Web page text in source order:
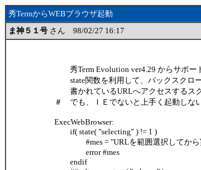
秀TermからWEBブラウザ起動
ま神５１号 さん 98/02/27 16:17
秀Term Evolution ver4.29 からサポー
state関数を利用して、バックスクロ
書かれているURLへアクセスするスク
＃ でも、ＩＥでないと上手く起動しな
ExecWebBrowser:
if( state( "selecting" ) != 1 )
#mes = "URLを範囲選択してから
error #mes
endif